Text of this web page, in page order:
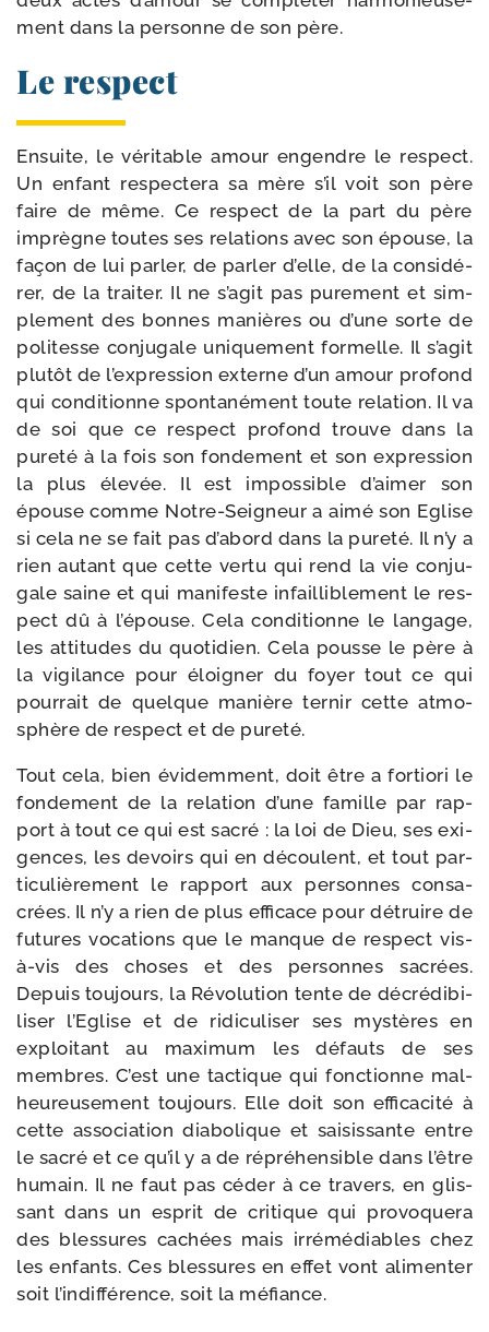
ment dans la per­sonne de son père.
Le respect
Ensuite, le véri­table amour engendre le res­pect.
Un enfant res­pec­te­ra sa mère s’il voit son père
faire de même. Ce res­pect de la part du père
imprègne toutes ses rela­tions avec son épouse, la
façon de lui par­ler, de par­ler d’elle, de la consi­dé­
rer, de la trai­ter. Il ne s’agit pas pure­ment et sim­
ple­ment des bonnes manières ou d’une sorte de
poli­tesse conju­gale uni­que­ment for­melle. Il s’agit
plu­tôt de l’expression externe d’un amour pro­fond
qui condi­tionne spon­ta­né­ment toute rela­tion. Il va
de soi que ce res­pect pro­fond trouve dans la
pure­té à la fois son fon­de­ment et son expres­sion
la plus éle­vée. Il est impos­sible d’aimer son
épouse comme Notre-​Seigneur a aimé son Eglise
si cela ne se fait pas d’abord dans la pure­té. Il n’y a
rien autant que cette ver­tu qui rend la vie conju­
gale saine et qui mani­feste infailli­ble­ment le res­
pect dû à l’épouse. Cela condi­tionne le lan­gage,
les atti­tudes du quo­ti­dien. Cela pousse le père à
la vigi­lance pour éloi­gner du foyer tout ce qui
pour­rait de quelque manière ter­nir cette atmo­
sphère de res­pect et de pureté.
Tout cela, bien évi­dem­ment, doit être a for­tio­ri le
fon­de­ment de la rela­tion d’une famille par rap­
port à tout ce qui est sacré : la loi de Dieu, ses exi­
gences, les devoirs qui en découlent, et tout par­
ti­cu­liè­re­ment le rap­port aux per­sonnes consa­
crées. Il n’y a rien de plus effi­cace pour détruire de
futures voca­tions que le manque de res­pect vis-​
à-​vis des choses et des per­sonnes sacrées.
Depuis tou­jours, la Révolution tente de décré­di­bi­
li­ser l’Eglise et de ridi­cu­li­ser ses mys­tères en
exploi­tant au maxi­mum les défauts de ses
membres. C’est une tac­tique qui fonc­tionne mal­
heu­reu­se­ment tou­jours. Elle doit son effi­ca­ci­té à
cette asso­cia­tion dia­bo­lique et sai­sis­sante entre
le sacré et ce qu’il y a de répré­hen­sible dans l’être
humain. Il ne faut pas céder à ce tra­vers, en glis­
sant dans un esprit de cri­tique qui pro­vo­que­ra
des bles­sures cachées mais irré­mé­diables chez
les enfants. Ces bles­sures en effet vont ali­men­ter
soit l’indifférence, soit la méfiance.